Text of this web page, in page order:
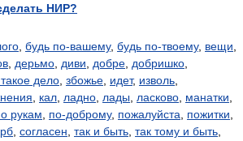
НИР?
будь по-вашему, будь по-твоему, вещи
дерьмо диви добре добришко
дело збожье идет, изволь
кал ладно лады ласково манатки
рукам по-доброму, пожалуйста пожитки
согласен так и быть так тому и быть